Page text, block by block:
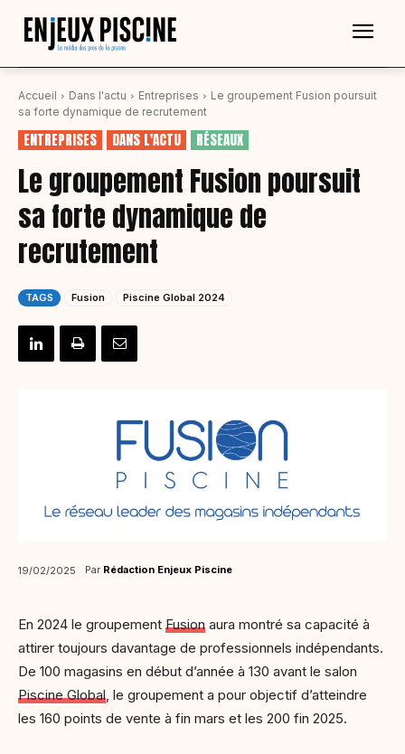
Accueil Dans l'actu Entreprises
Le groupement Fusion poursuit
sa forte dynamique de recrutement
ENTREPRISES DANS L'ACTU RÉSEAUX
Le groupement Fusion poursuit
sa forte dynamique de
recrutement
TAGS Fusion Piscine Global 2024
19/02/2025 Par Rédaction Enjeux Piscine
En 2024 le groupement Fusion aura montré sa capacité à
attirer toujours davantage de professionnels indépendants.
De 100 magasins en début d’année à 130 avant le salon
Piscine Global, le groupement a pour objectif d’atteindre
les 160 points de vente à fin mars et les 200 fin 2025.